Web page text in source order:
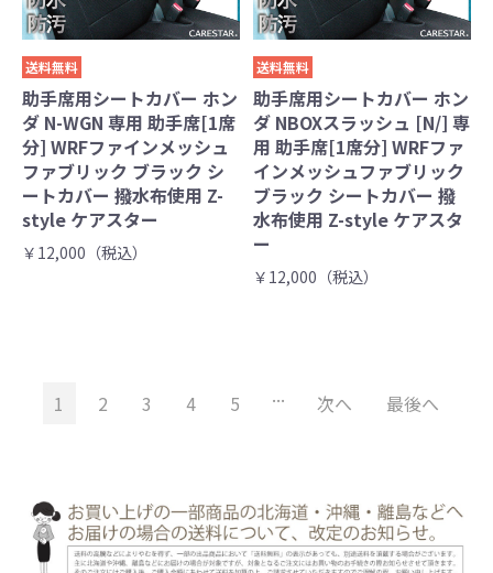
送料無料
助手席用シートカバー ホン
ダ N-WGN 専用 助手席[1席
分] WRFファインメッシュ
ファブリック ブラック シ
ートカバー 撥水布使用 Z-
style ケアスター
￥12,000（税込）
送料無料
助手席用シートカバー ホン
ダ NBOXスラッシュ [N/] 専
用 助手席[1席分] WRFファ
インメッシュファブリック
ブラック シートカバー 撥
水布使用 Z-style ケアスタ
ー
￥12,000（税込）
1 2 3 4 5 ... 次へ 最後へ